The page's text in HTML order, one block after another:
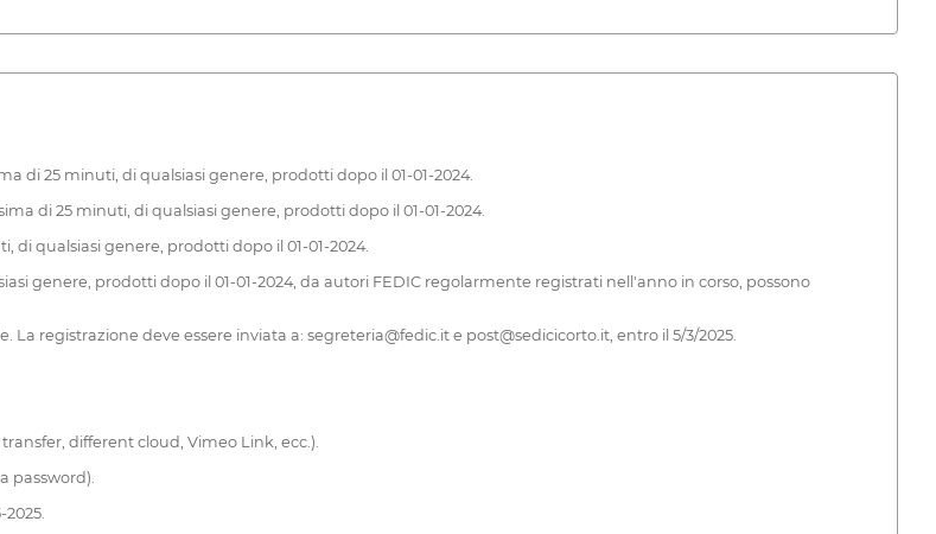
di 25 minuti, di qualsiasi genere, prodotti dopo il 01-01-2024.
di 25 minuti, di qualsiasi genere, prodotti dopo il 01-01-2024.
di qualsiasi genere, prodotti dopo il 01-01-2024.
genere, prodotti dopo il 01-01-2024, da autori FEDIC regolarmente registrati nell'anno in corso, possono
registrazione deve essere inviata a: segreteria@fedic.it e post@sedicicorto.it, entro il 5/3/2025.
different cloud, Vimeo Link, ecc.).
password).